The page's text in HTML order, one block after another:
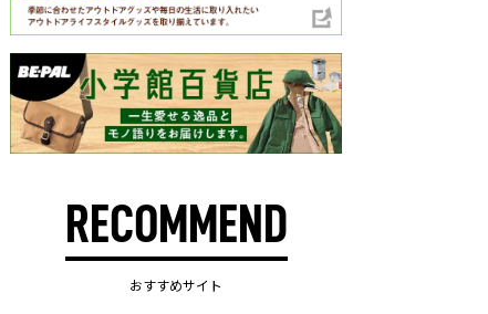
RECOMMEND
おすすめサイト